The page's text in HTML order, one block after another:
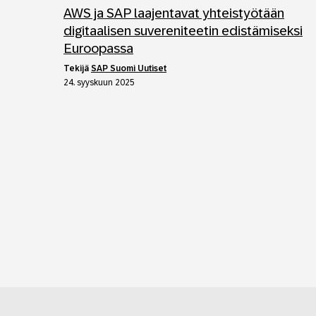
AWS ja SAP laajentavat yhteistyötään
digitaalisen suvereniteetin edistämiseksi
Euroopassa
tekijä SAP Suomi Uutiset
24. syyskuun 2025